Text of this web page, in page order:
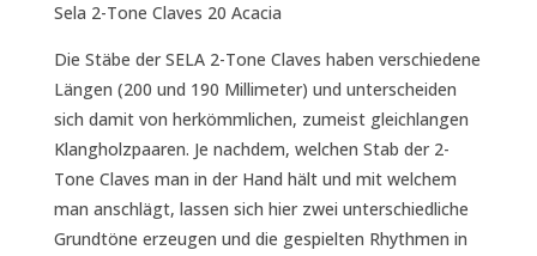
Sela 2-Tone Claves 20 Acacia
Die Stäbe der SELA 2-Tone Claves haben verschiedene
Längen (200 und 190 Millimeter) und unterscheiden
sich damit von herkömmlichen, zumeist gleichlangen
Klangholzpaaren. Je nachdem, welchen Stab der 2-
Tone Claves man in der Hand hält und mit welchem
man anschlägt, lassen sich hier zwei unterschiedliche
Grundtöne erzeugen und die gespielten Rhythmen in